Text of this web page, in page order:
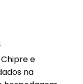
e
na